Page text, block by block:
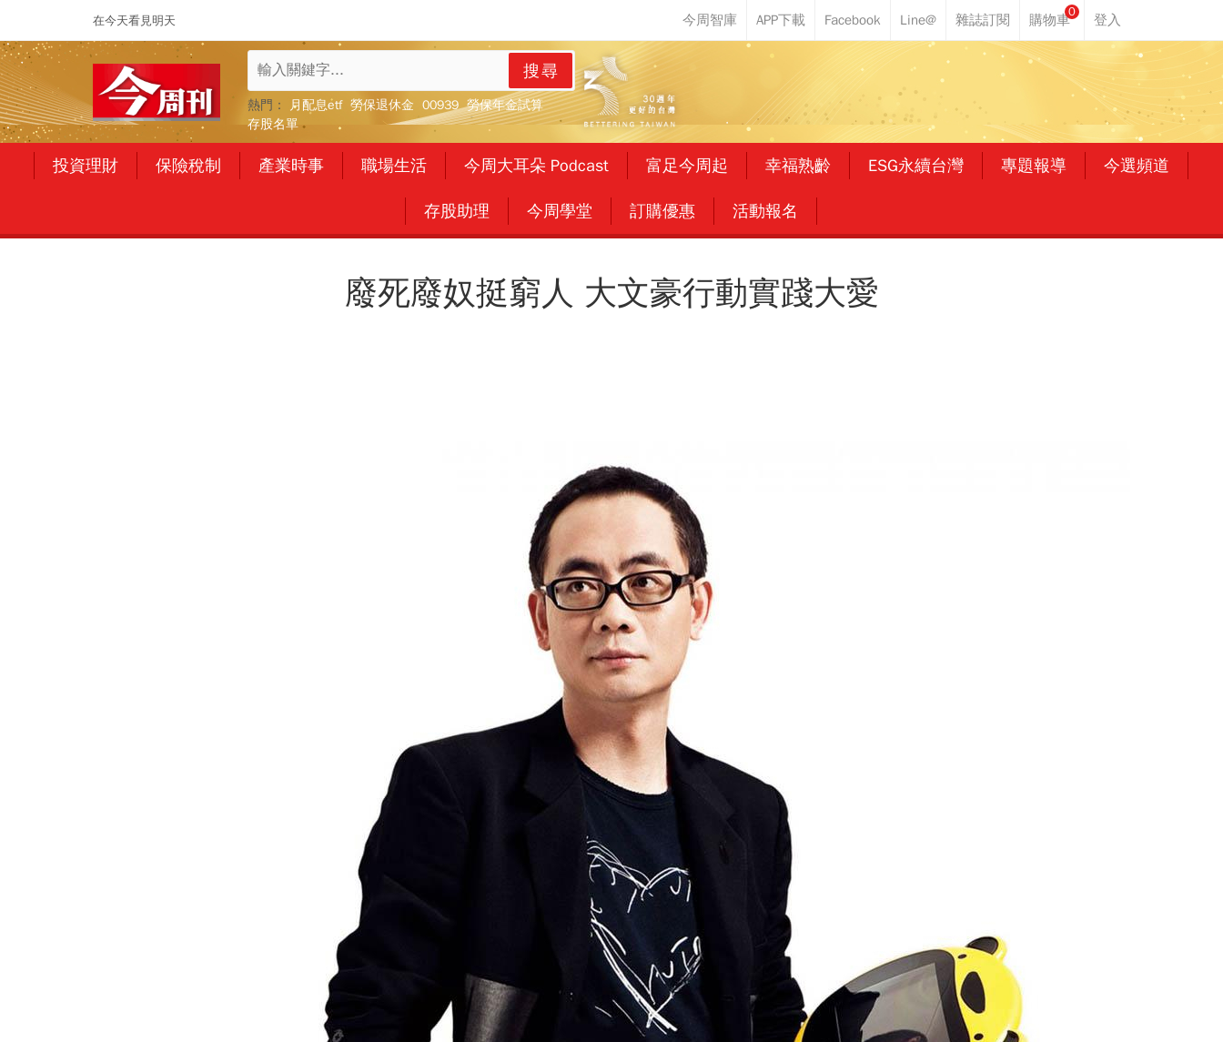
在今天看見明天
0
搜尋
熱門： 月配息etf 勞保退休金 00939 勞保年金試算
存股名單
投資理財 保險稅制 產業時事 職場生活 今周大耳朵 Podcast 富足今周起 幸福熟齡 ESG永續台灣 專題報導 今選頻道
存股助理 今周學堂 訂購優惠 活動報名
廢死廢奴挺窮人 大文豪行動實踐大愛